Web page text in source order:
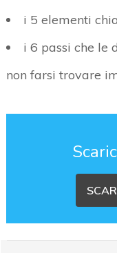
i 5 elementi
i 6 passi che le
non farsi trovare